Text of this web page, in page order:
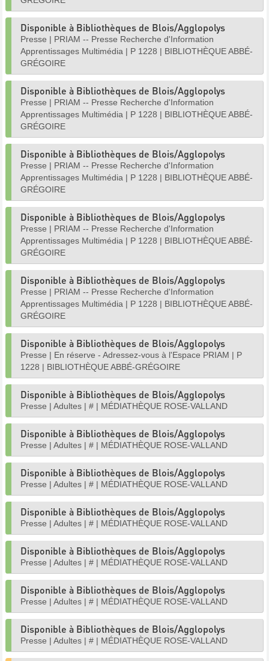
Disponible à Bibliothèques de Blois/Agglopolys
Presse | PRIAM -- Presse Recherche d'Information
Apprentissages Multimédia | P 1228 | BIBLIOTHÈQUE ABBÉ-
GRÉGOIRE
Disponible à Bibliothèques de Blois/Agglopolys
Presse | PRIAM -- Presse Recherche d'Information
Apprentissages Multimédia | P 1228 | BIBLIOTHÈQUE ABBÉ-
GRÉGOIRE
Disponible à Bibliothèques de Blois/Agglopolys
Presse | PRIAM -- Presse Recherche d'Information
Apprentissages Multimédia | P 1228 | BIBLIOTHÈQUE ABBÉ-
GRÉGOIRE
Disponible à Bibliothèques de Blois/Agglopolys
Presse | PRIAM -- Presse Recherche d'Information
Apprentissages Multimédia | P 1228 | BIBLIOTHÈQUE ABBÉ-
GRÉGOIRE
Disponible à Bibliothèques de Blois/Agglopolys
Presse | PRIAM -- Presse Recherche d'Information
Apprentissages Multimédia | P 1228 | BIBLIOTHÈQUE ABBÉ-
GRÉGOIRE
Disponible à Bibliothèques de Blois/Agglopolys
Presse | En réserve - Adressez-vous à l'Espace PRIAM | P
1228 | BIBLIOTHÈQUE ABBÉ-GRÉGOIRE
Disponible à Bibliothèques de Blois/Agglopolys
Presse | Adultes | # | MÉDIATHÈQUE ROSE-VALLAND
Disponible à Bibliothèques de Blois/Agglopolys
Presse | Adultes | # | MÉDIATHÈQUE ROSE-VALLAND
Disponible à Bibliothèques de Blois/Agglopolys
Presse | Adultes | # | MÉDIATHÈQUE ROSE-VALLAND
Disponible à Bibliothèques de Blois/Agglopolys
Presse | Adultes | # | MÉDIATHÈQUE ROSE-VALLAND
Disponible à Bibliothèques de Blois/Agglopolys
Presse | Adultes | # | MÉDIATHÈQUE ROSE-VALLAND
Disponible à Bibliothèques de Blois/Agglopolys
Presse | Adultes | # | MÉDIATHÈQUE ROSE-VALLAND
Disponible à Bibliothèques de Blois/Agglopolys
Presse | Adultes | # | MÉDIATHÈQUE ROSE-VALLAND